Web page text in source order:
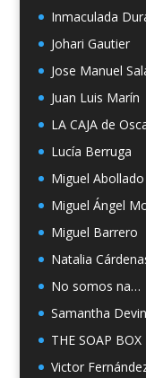
Inmaculada
Johari Gautier
Jose Manuel
Juan Luis Marín
LA CAJA de
Lucía Berruga
Miguel Abollado
Miguel Ángel
Miguel Barrero
Natalia
No somos na…
Samantha Devin
THE SOAP BOX
Victor